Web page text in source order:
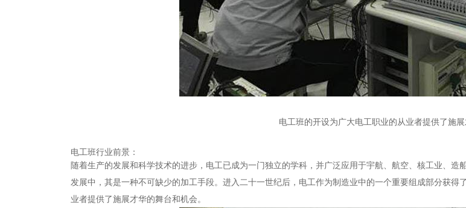
电工班的开设为广大电工职业的从业者提供了施
电工班行业前景：
随着生产的发展和科学技术的进步，电工已成为一门独立的学科，并广泛应用于宇航、航空、核工业、
发展中，其是一种不可缺少的加工手段。进入二十一世纪后，电工作为制造业中的一个重要组成部分获
业者提供了施展才华的舞台和机会。